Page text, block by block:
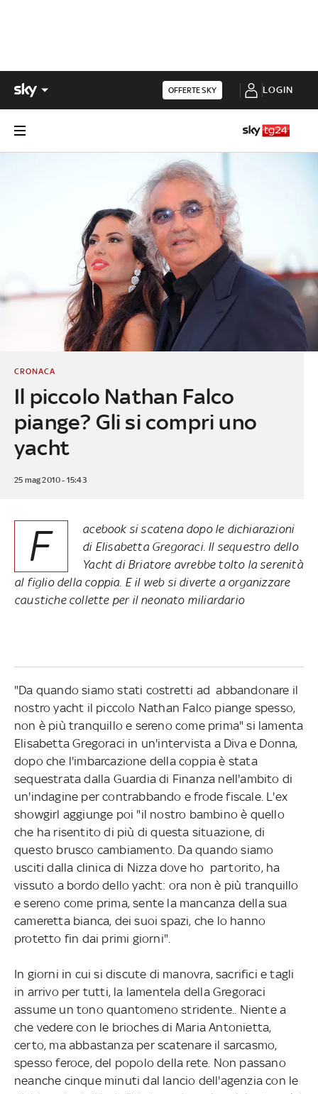
OFFERTE SKY LOGIN
Il piccolo Nathan Falco
piange? Gli si compri uno
yacht
CRONACA
25 mag 2010 - 15:43
F
acebook si scatena dopo le dichiarazioni
di Elisabetta Gregoraci. Il sequestro dello
Yacht di Briatore avrebbe tolto la serenità
al figlio della coppia. E il web si diverte a organizzare
caustiche collette per il neonato miliardario
"Da quando siamo stati costretti ad abbandonare il
nostro yacht il piccolo Nathan Falco piange spesso,
non è più tranquillo e sereno come prima" si lamenta
Elisabetta Gregoraci in un'intervista a Diva e Donna,
dopo che l'imbarcazione della coppia è stata
sequestrata dalla Guardia di Finanza nell'ambito di
un'indagine per contrabbando e frode fiscale. L'ex
showgirl aggiunge poi "il nostro bambino è quello
che ha risentito di più di questa situazione, di
questo brusco cambiamento. Da quando siamo
usciti dalla clinica di Nizza dove ho partorito, ha
vissuto a bordo dello yacht: ora non è più tranquillo
e sereno come prima, sente la mancanza della sua
cameretta bianca, dei suoi spazi, che lo hanno
protetto fin dai primi giorni".
In giorni in cui si discute di manovra, sacrifici e tagli
in arrivo per tutti, la lamentela della Gregoraci
assume un tono quantomeno stridente.. Niente a
che vedere con le brioches di Maria Antonietta,
certo, ma abbastanza per scatenare il sarcasmo,
spesso feroce, del popolo della rete. Non passano
neanche cinque minuti dal lancio dell'agenzia con le